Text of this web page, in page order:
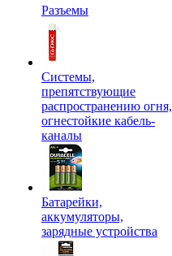
Разъемы
Системы,
препятствующие
распространению огня,
огнестойкие кабель-
каналы
Батарейки,
аккумуляторы,
зарядные устройства